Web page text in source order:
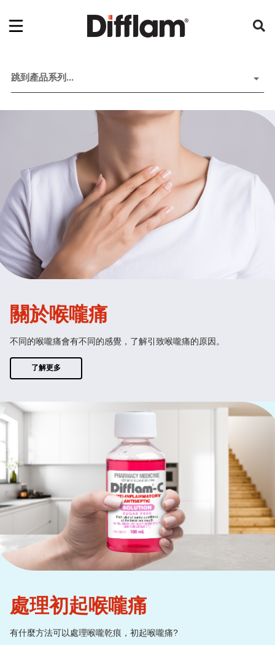
跳到產品系列...
關於喉嚨痛
不同的喉嚨痛會有不同的感覺，了解引致喉嚨痛的原因。
了解更多
處理初起喉嚨痛
有什麼方法可以處理喉嚨乾痕，初起喉嚨痛?